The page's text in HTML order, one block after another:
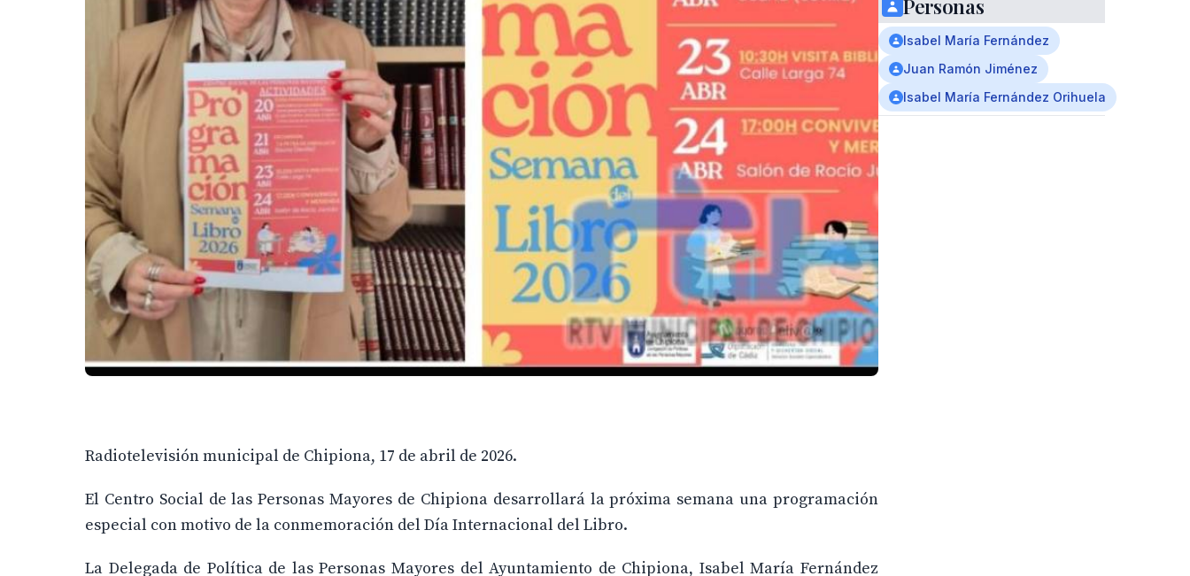
Radiotelevisión municipal de Chipiona, 17 de abril de 2026.
El Centro Social de las Personas Mayores de Chipiona desarrollará la próxima semana una programación
especial con motivo de la conmemoración del Día Internacional del Libro.
La Delegada de Política de las Personas Mayores del Ayuntamiento de Chipiona, Isabel María Fernández
Personas
Isabel María Fernández
Juan Ramón Jiménez
Isabel María Fernández Orihuela